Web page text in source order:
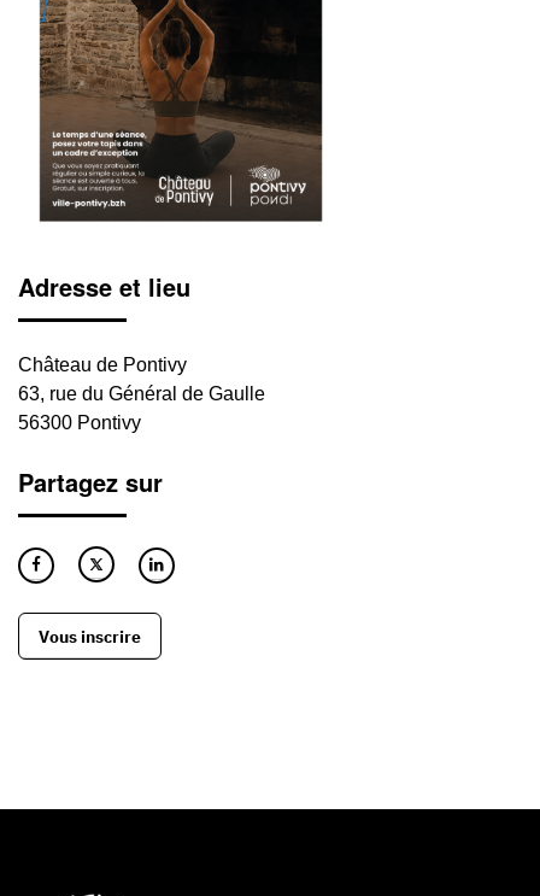
Adresse et lieu
Château de Pontivy
63, rue du Général de Gaulle
56300 Pontivy
Partagez sur
Vous inscrire